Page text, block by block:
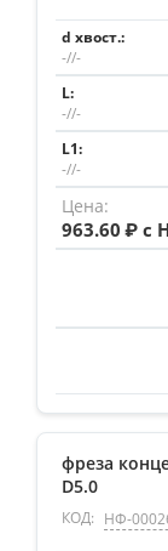
-//-
-//-
-//-
963.60 ₽ с
фреза
D5.0
КОД: НФ-